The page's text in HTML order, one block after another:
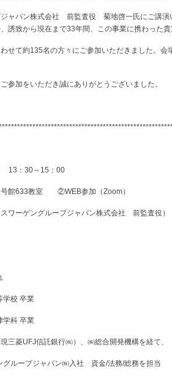
ャパン株式会社 前監査役 菊地啓一氏にご講演
誘致から現在まで33年間、この事業に携わった
せて約135名の方々にご参加いただきました。会
参加をいただき誠にありがとうございました。
13：30～15：00
館633教室 ②WEB参加（Zoom）
ワーゲングループジャパン株式会社 前監査役）
校 卒業
科 卒業
信託銀行㈱）、㈱総合開発機構を経て、
ループジャパン㈱入社 資金/法務/総務を担当